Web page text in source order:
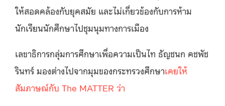
ให้สอดคล้องกับยุคสมัย และไม่เกี่ยวข้องกับการห้าม
นักเรียนนักศึกษาไปชุมนุมทางการเมือง
เลขาธิการกลุ่มการศึกษาเพื่อความเป็นไท ธัญชนก คชพัช
รินทร์ มองต่างไปจากมุมของกระทรวงศึกษาเคยให้
สัมภาษณ์กับ The MATTER ว่า